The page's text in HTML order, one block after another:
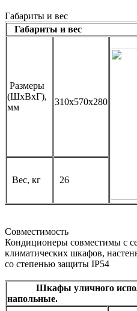
Габариты и вес
Габариты и вес
Размеры
(ШхВхГ),
мм
310х570х280
Вес, кг 26
Совместимость
Кондиционеры совместимы с
климатических шкафов,
со степенью защиты IP54
Шкафы уличного
напольные.